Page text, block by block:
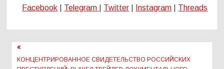
Facebook Telegram Twitter Instagram Threads
Навигация
КОНЦЕНТРИРОВАННОЕ СВИДЕТЕЛЬСТВО РОССИЙСКИХ